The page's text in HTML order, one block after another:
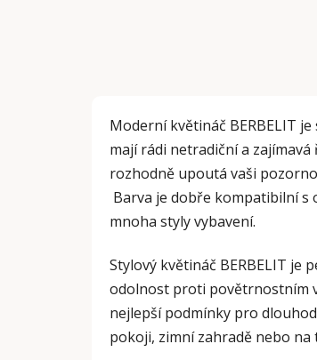
Moderní květináč BERBELIT
mají rádi netradiční a
rozhodně upoutá vaši
Barva je dobře kompatibilní s
mnoha styly vybavení.
Stylový květináč BERBELIT je
odolnost proti povětrnostním
nejlepší podmínky pro
pokoji, zimní zahradě nebo na